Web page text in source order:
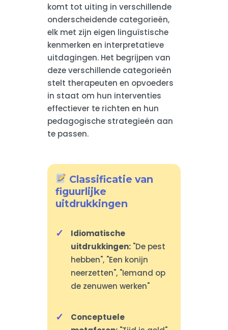
komt tot uiting in verschillende
onderscheidende categorieën,
elk met zijn eigen linguïstische
kenmerken en interpretatieve
uitdagingen. Het begrijpen van
deze verschillende categorieën
stelt therapeuten en opvoeders
in staat om hun interventies
effectiever te richten en hun
pedagogische strategieën aan
te passen.
Classificatie van
figuurlijke
uitdrukkingen
Idiomatische
uitdrukkingen:"De pest
hebben", "Een konijn
neerzetten", "Iemand op
de zenuwen werken"
Conceptuele